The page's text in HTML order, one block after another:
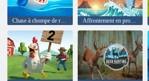
Chase à chompe de requin Affrontement en profondeur